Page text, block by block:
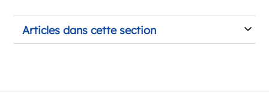
Articles dans cette section